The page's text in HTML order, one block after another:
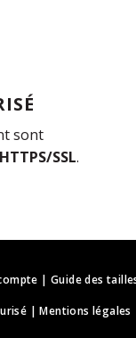
sont
SSL.
|Guide des
|Mentions légales